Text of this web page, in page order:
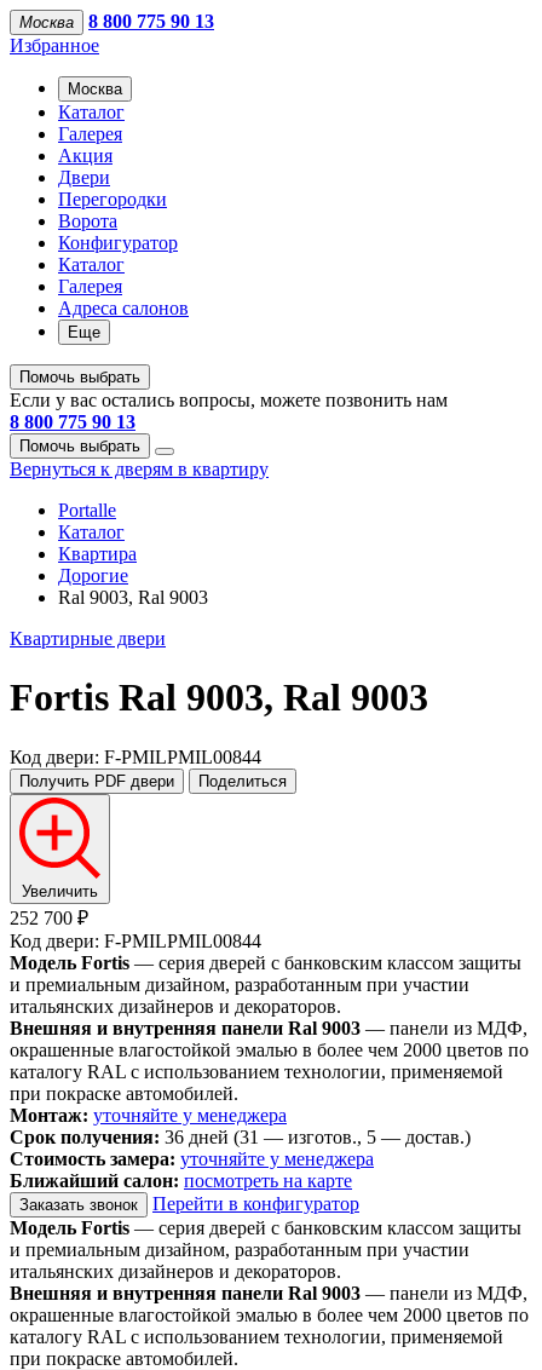
Москва
8 800 775 90 13
Избранное
Москва
Каталог
Галерея
Акция
Двери
Перегородки
Ворота
Конфигуратор
Каталог
Галерея
Адреса салонов
Еще
Помочь выбрать
Если у вас остались вопросы, можете позвонить нам
8 800 775 90 13
Помочь выбрать
Вернуться к дверям в квартиру
Portalle
Каталог
Квартира
Дорогие
Ral 9003, Ral 9003
Квартирные двери
Fortis Ral 9003, Ral 9003
Код двери: F-PMILPMIL00844
Получить PDF двери Поделиться
Увеличить
252 700 ₽
Код двери: F-PMILPMIL00844
Модель Fortis — серия дверей с банковским классом защиты
и премиальным дизайном, разработанным при участии
итальянских дизайнеров и декораторов.
Внешняя и внутренняя панели Ral 9003 — панели из МДФ,
окрашенные влагостойкой эмалью в более чем 2000 цветов по
каталогу RAL с использованием технологии, применяемой
при покраске автомобилей.
Монтаж: уточняйте у менеджера
Срок получения: 36 дней (31 — изготов., 5 — достав.)
Стоимость замера: уточняйте у менеджера
Ближайший салон: посмотреть на карте
Заказать звонок
Перейти в конфигуратор
Модель Fortis — серия дверей с банковским классом защиты
и премиальным дизайном, разработанным при участии
итальянских дизайнеров и декораторов.
Внешняя и внутренняя панели Ral 9003 — панели из МДФ,
окрашенные влагостойкой эмалью в более чем 2000 цветов по
каталогу RAL с использованием технологии, применяемой
при покраске автомобилей.